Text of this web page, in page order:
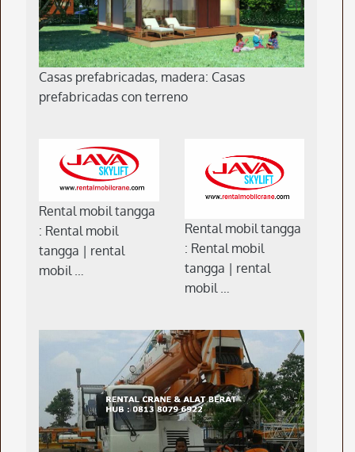
Casas prefabricadas, madera: Casas
prefabricadas con terreno
Rental mobil tangga
: Rental mobil
tangga | rental
mobil …
Rental mobil tangga
: Rental mobil
tangga | rental
mobil …